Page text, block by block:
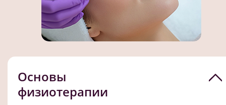
Основы
физиотерапии